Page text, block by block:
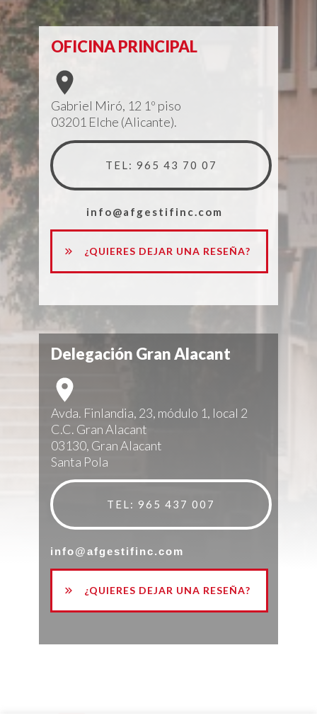
OFICINA PRINCIPAL
Gabriel Miró, 12 1º piso
03201 Elche (Alicante).
TEL: 965 43 70 07
info@afgestifinc.com
¿QUIERES DEJAR UNA RESEÑA?
Delegación Gran Alacant
Avda. Finlandia, 23, módulo 1, local 2
C.C. Gran Alacant
03130, Gran Alacant
Santa Pola
TEL: 965 437 007
info@afgestifinc.com
¿QUIERES DEJAR UNA RESEÑA?